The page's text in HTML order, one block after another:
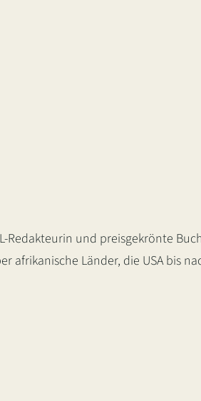
Redakteurin und preisgekrönte
afrikanische Länder, die USA bis